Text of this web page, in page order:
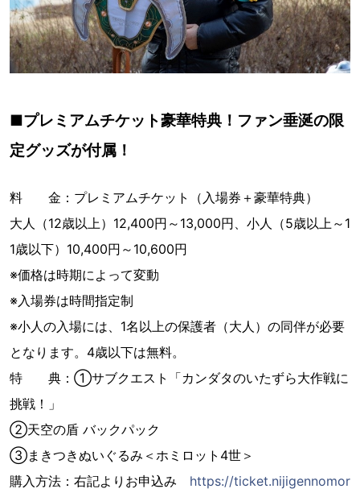
■プレミアムチケット豪華特典！ファン垂涎の限
定グッズが付属！
料 金：プレミアムチケット（入場券＋豪華特典）
大人（12歳以上）12,400円～13,000円、小人（5歳以上～1
1歳以下）10,400円～10,600円
※価格は時期によって変動
※入場券は時間指定制
※小人の入場には、1名以上の保護者（大人）の同伴が必要
となります。4歳以下は無料。
特 典：①サブクエスト「カンダタのいたずら大作戦に
挑戦！」
②天空の盾 バックパック
③まきつきぬいぐるみ＜ホミロット4世＞
購入方法：右記よりお申込み https://ticket.nijigennomor